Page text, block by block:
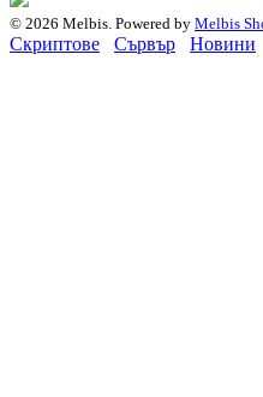
© 2026 Melbis. Powered by Melbis
Скриптове Сървър Новини